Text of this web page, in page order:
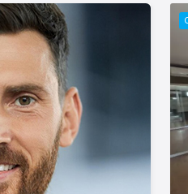
propósito e o
de tudo que
dias construímos
com nossos
Somos uma
a nossa
equilibra a
o arrojo e a força
Temos mais